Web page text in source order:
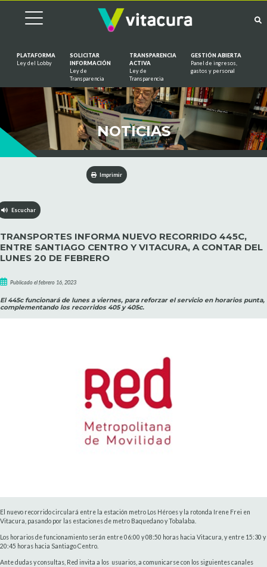
PLATAFORMA
Ley del Lobby
SOLICITAR
INFORMACIÓN
Ley de
Transparencia
TRANSPARENCIA
ACTIVA
Ley de
Transparencia
GESTIÓN ABIERTA
Panel de ingresos,
gastos y personal
NOTICIAS
Imprimir
Escuchar
TRANSPORTES INFORMA NUEVO RECORRIDO 445C,
ENTRE SANTIAGO CENTRO Y VITACURA, A CONTAR DEL
LUNES 20 DE FEBRERO
Publicado el febrero 16, 2023
El 445c funcionará de lunes a viernes, para reforzar el servicio en horarios punta,
complementando los recorridos 405 y 405c.
El nuevo recorrido circulará entre la estación metro Los Héroes y la rotonda Irene Frei en
Vitacura, pasando por las estaciones de metro Baquedano y Tobalaba.
Los horarios de funcionamiento serán entre 06:00 y 08:50 horas hacia Vitacura, y entre 15:30 y
20:45 horas hacia Santiago Centro.
Ante dudas y consultas, Red invita a los usuarios, a comunicarse con los siguientes canales